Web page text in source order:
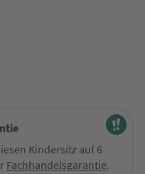
Kindersitz auf 6
Fachhandelsgarantie.